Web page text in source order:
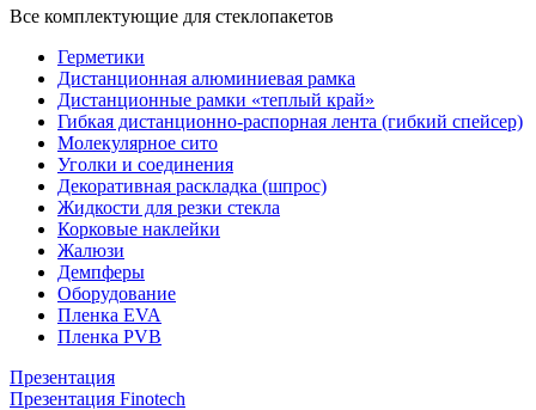
Все комплектующие для стеклопакетов
Герметики
Дистанционная алюминиевая рамка
Дистанционные рамки «теплый край»
Гибкая дистанционно-распорная лента (гибкий спейсер)
Молекулярное сито
Уголки и соединения
Декоративная раскладка (шпрос)
Жидкости для резки стекла
Корковые наклейки
Жалюзи
Демпферы
Оборудование
Пленка EVA
Пленка PVB
Презентация
Презентация Finotech